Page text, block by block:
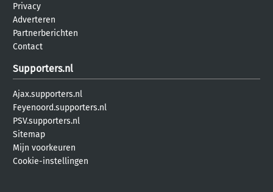
Privacy
Adverteren
Partnerberichten
Contact
Supporters.nl
Ajax.supporters.nl
Feyenoord.supporters.nl
PSV.supporters.nl
Sitemap
Mijn voorkeuren
Cookie-instellingen